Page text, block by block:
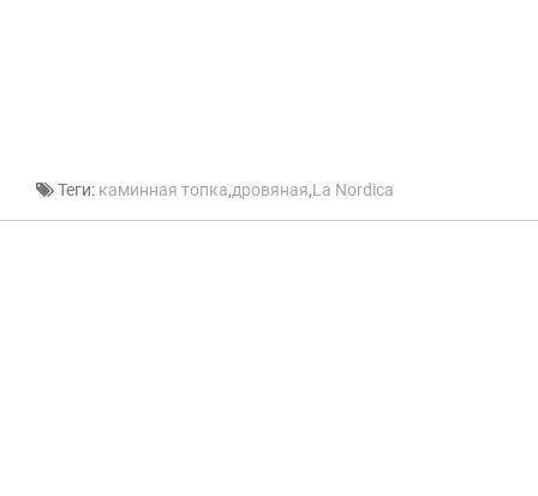
Теги: каминная топка,дровяная,La Nordica